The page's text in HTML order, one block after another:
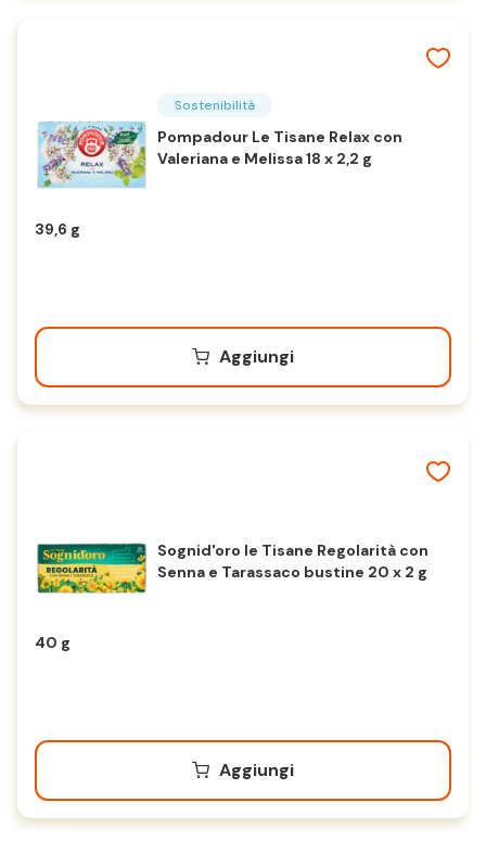
Sostenibilità
Pompadour Le Tisane Relax con
Valeriana e Melissa 18 x 2,2 g
39,6 g
Aggiungi
Sognid'oro le Tisane Regolarità con
Senna e Tarassaco bustine 20 x 2 g
40 g
Aggiungi